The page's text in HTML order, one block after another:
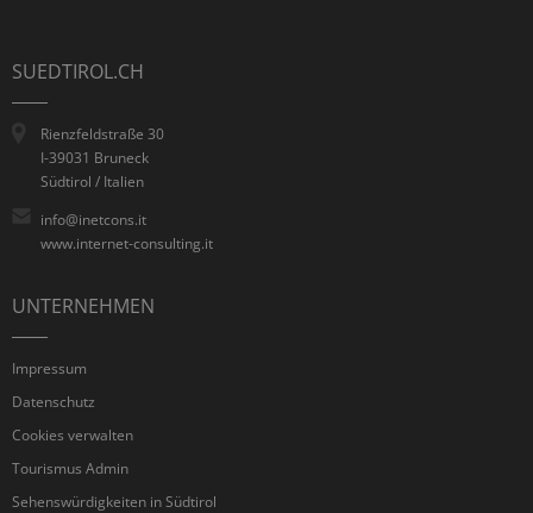
SUEDTIROL.CH
Rienzfeldstraße 30
I-39031 Bruneck
Südtirol / Italien
info@inetcons.it
www.internet-consulting.it
UNTERNEHMEN
Impressum
Datenschutz
Cookies verwalten
Tourismus Admin
Sehenswürdigkeiten in Südtirol